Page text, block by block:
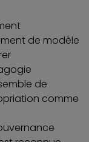
de modèle
de
comme